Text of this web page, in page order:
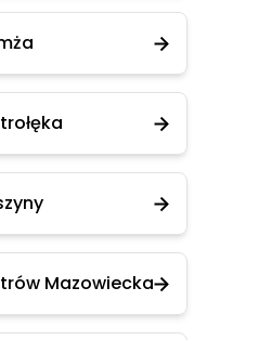
Mazowiecka